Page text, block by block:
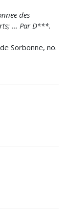
des
... Par D***.
Sorbonne, no.